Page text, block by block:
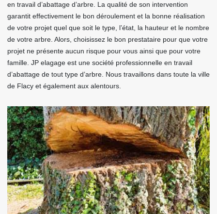
en travail d’abattage d’arbre. La qualité de son intervention
garantit effectivement le bon déroulement et la bonne réalisation
de votre projet quel que soit le type, l’état, la hauteur et le nombre
de votre arbre. Alors, choisissez le bon prestataire pour que votre
projet ne présente aucun risque pour vous ainsi que pour votre
famille. JP elagage est une société professionnelle en travail
d’abattage de tout type d’arbre. Nous travaillons dans toute la ville
de Flacy et également aux alentours.